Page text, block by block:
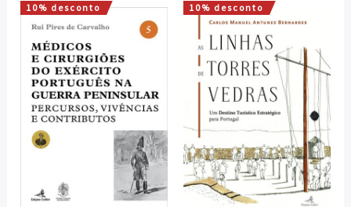
10% desconto
O
preço
original
era:
22,00 €.
O
preço
é:
19,80 €.
10% desconto
O
preço
original
era:
18,00 €.
O
preço
atual
é:
16,20 €.